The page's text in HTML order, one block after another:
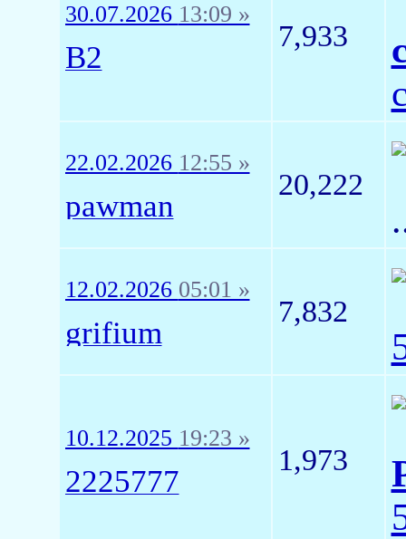
30.07.2026 13:09 »
B2
7,933
22.02.2026 12:55 »
pawman
20,222
12.02.2026 05:01 »
grifium
7,832
10.12.2025 19:23 »
2225777
1,973